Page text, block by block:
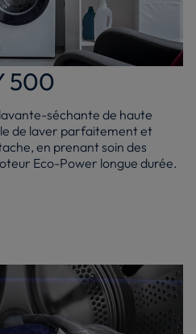
500
séchante de haute
de laver parfaitement et
en prenant soin des
Eco-Power longue durée.